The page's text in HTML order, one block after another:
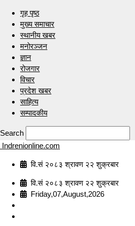
गृह पृष्ठ
मुख्य समाचार
स्थानीय खबर
मनोरञ्जन
ज्ञान
रोजगार
विचार
प्रदेश खबर
साहित्य
सम्पादकीय
Search
Indrenionline.com
वि.सं २०८३ श्रावण २२ शुक्रबार
वि.सं २०८३ श्रावण २२ शुक्रबार
Friday,07,August,2026